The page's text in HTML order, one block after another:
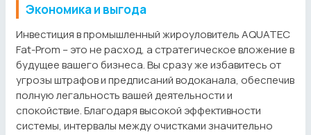
Экономика и выгода
Инвестиция в промышленный жироуловитель AQUATEC
Fat-Prom – это не расход, а стратегическое вложение в
будущее вашего бизнеса. Вы сразу же избавитесь от
угрозы штрафов и предписаний водоканала, обеспечив
полную легальность вашей деятельности и
спокойствие. Благодаря высокой эффективности
системы, интервалы между очистками значительно